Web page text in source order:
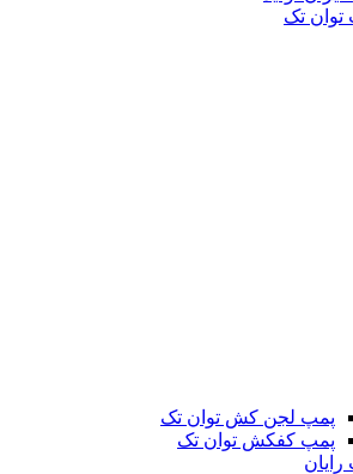
توان تک
پمپ لجن کش توان تک
پمپ کفکش توان تک